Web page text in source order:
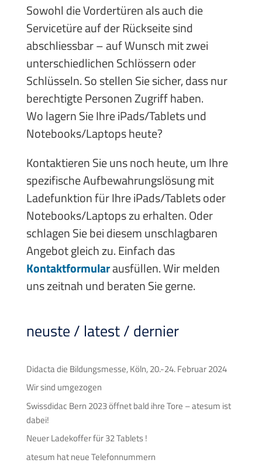
Sowohl die Vordertüren als auch die
Servicetüre auf der Rückseite sind
abschliessbar – auf Wunsch mit zwei
unterschiedlichen Schlössern oder
Schlüsseln. So stellen Sie sicher, dass nur
berechtigte Personen Zugriff haben.
Wo lagern Sie Ihre iPads/Tablets und
Notebooks/Laptops heute?
Kontaktieren Sie uns noch heute, um Ihre
spezifische Aufbewahrungslösung mit
Ladefunktion für Ihre iPads/Tablets oder
Notebooks/Laptops zu erhalten. Oder
schlagen Sie bei diesem unschlagbaren
Angebot gleich zu. Einfach das
Kontaktformularausfüllen. Wir melden
uns zeitnah und beraten Sie gerne.
neuste / latest / dernier
Didacta die Bildungsmesse, Köln, 20.-24. Februar 2024
Wir sind umgezogen
Swissdidac Bern 2023 öffnet bald ihre Tore – atesum ist
dabei!
Neuer Ladekoffer für 32 Tablets !
atesum hat neue Telefonnummern